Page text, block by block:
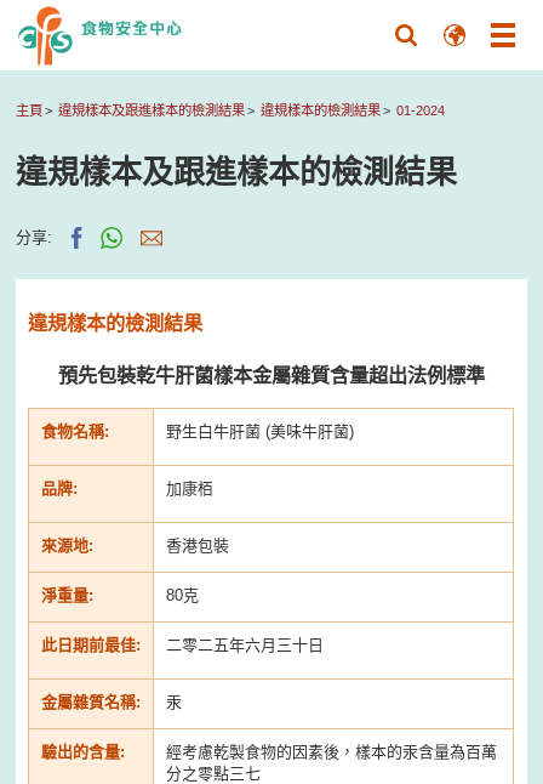
主頁 違規樣本及跟進樣本的檢測結果 違規樣本的檢測結果 01-2024
違規樣本及跟進樣本的檢測結果
分享:
違規樣本的檢測結果
預先包裝乾牛肝菌樣本金屬雜質含量超出法例標準
食物名稱: 野生白牛肝菌 (美味牛肝菌)
品牌: 加康栢
來源地: 香港包裝
淨重量: 80克
此日期前最佳: 二零二五年六月三十日
金屬雜質名稱: 汞
驗出的含量:
經考慮乾製食物的因素後，樣本的汞含量為百萬
分之零點三七